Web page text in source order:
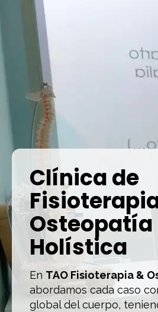
Clínica de
Osteopatía
Holística
En TAO Fisioterapia &
abordamos cada caso
global del cuerpo,